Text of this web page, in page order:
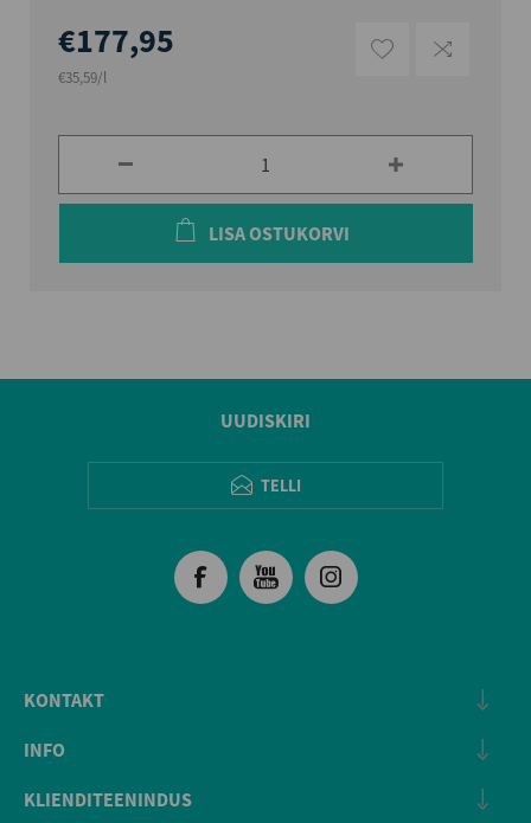
€177,95
€35,59/l
LISA OSTUKORVI
UUDISKIRI
TELLI
KONTAKT
INFO
KLIENDITEENINDUS